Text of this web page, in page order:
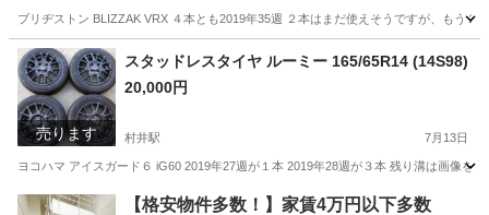
ブリヂストン BLIZZAK VRX ４本とも2019年35週 ２本はまだ使えそうですが、もう
長野 松本市 村井駅 タイヤ、ホイール
売ります
スタッドレスタイヤ ルーミー 165/65R14 (14S98)
20,000円
村井駅 7月13日
ヨコハマ アイスガード６ iG60 2019年27週が１本 2019年28週が３本 残り溝は画像を
長野 松本市 村井駅 タイヤ、ホイール ハスラー
【格安物件多数！】家賃4万円以下多数